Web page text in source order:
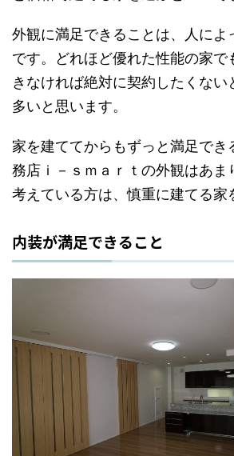
外観に満足できることは、人によ
です。どれほど優れた性能の家で
きなければ絶対に契約したくない
多いと思います。
家を建ててからもずっと満足でき
務店ｉ－ｓｍａｒｔの外観はあま
考えている方は、慎重に建てる家
内装が満足できること